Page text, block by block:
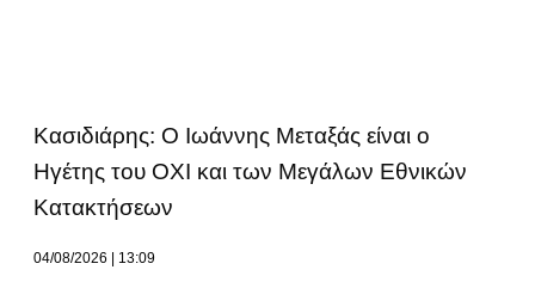
Κασιδιάρης: Ο Ιωάννης Μεταξάς είναι ο
Ηγέτης του ΟΧΙ και των Μεγάλων Εθνικών
Κατακτήσεων
04/08/2026 13:09